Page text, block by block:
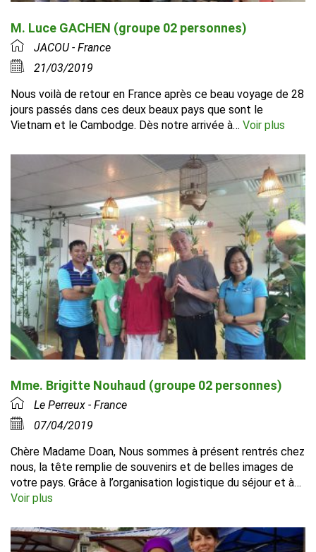
M. Luce GACHEN (groupe 02 personnes)
JACOU - France
21/03/2019
Nous voilà de retour en France après ce beau voyage de 28
jours passés dans ces deux beaux pays que sont le
Vietnam et le Cambodge. Dès notre arrivée à… Voir plus
Mme. Brigitte Nouhaud (groupe 02 personnes)
Le Perreux - France
07/04/2019
Chère Madame Doan, Nous sommes à présent rentrés chez
nous, la tête remplie de souvenirs et de belles images de
votre pays. Grâce à l’organisation logistique du séjour et à…
Voir plus